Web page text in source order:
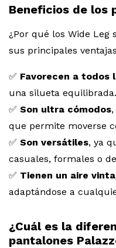
Beneficios de los
¿Por qué los Wide Leg
sus principales
✅ Favorecen a todos
una silueta equilibrada.
✅ Son ultra cómodos
que permite moverse
✅ Son versátiles, ya
casuales, formales o
✅ Tienen un aire
adaptándose a
¿Cuál es la
pantalones